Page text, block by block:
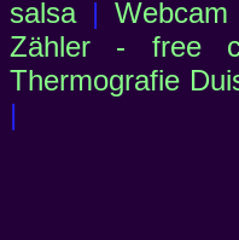
salsa|
Zähler - free
Thermografie
|